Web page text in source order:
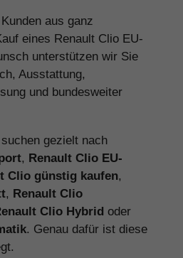
aus ganz
eines Renault Clio EU-
unterstützen wir Sie
Ausstattung,
und bundesweiter
gezielt nach
, Renault Clio EU-
Clio günstig kaufen,
, Renault Clio
Clio Hybrid oder
. Genau dafür ist diese